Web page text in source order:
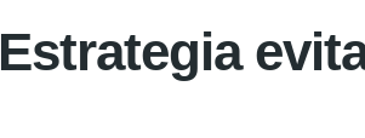
Estrategia